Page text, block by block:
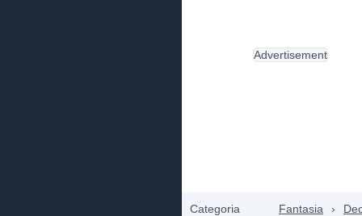
Categoria Fantasia ›
Advertisement